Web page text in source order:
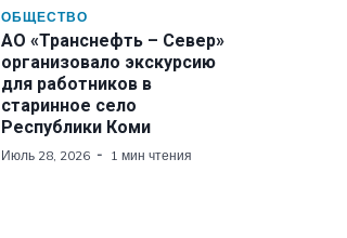
ОБЩЕСТВО
АО «Транснефть – Север»
организовало экскурсию
для работников в
старинное село
Республики Коми
Июль 28, 2026 1 мин чтения